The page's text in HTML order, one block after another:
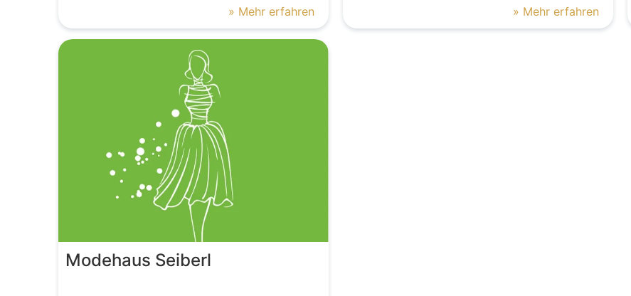
Modehaus Seiberl
» Mehr erfahren » Mehr erfahren